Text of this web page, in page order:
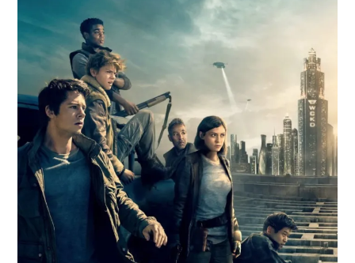
Blender Training
English